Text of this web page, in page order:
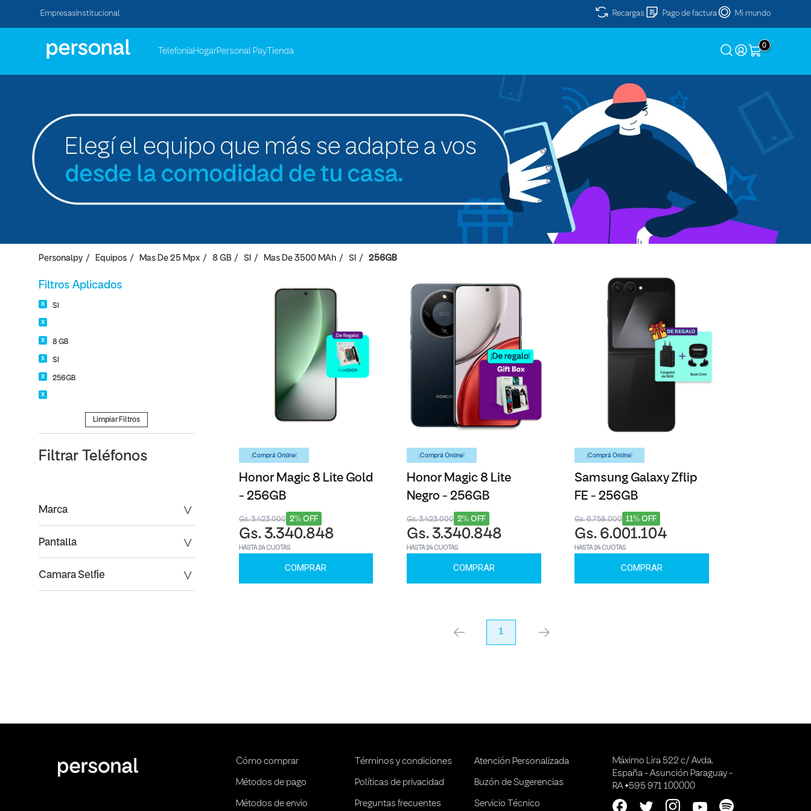
Empresas Institucional Recargas Pago de factura Mi mundo
TelefoníaHogarPersonal Pay Tienda
0
Personalpy Equipos Mas De 25 Mpx 8 GB SI Mas De 3500 MAh SI 256GB
Filtros Aplicados
SI
8 GB
SI
256GB
Limpiar Filtros
Filtrar Teléfonos
Marca
Pantalla
Camara Selfie
¡Comprá Online!
Honor Magic 8 Lite Gold
- 256GB
2% OFF
Gs. 3.423.000
Gs. 3.340.848
HASTA 24 CUOTAS
COMPRAR
¡Comprá Online!
Honor Magic 8 Lite
Negro - 256GB
2% OFF
Gs. 3.423.000
Gs. 3.340.848
HASTA 24 CUOTAS
COMPRAR
¡Comprá Online!
Samsung Galaxy Zflip
FE - 256GB
11% OFF
Gs. 6.758.000
Gs. 6.001.104
HASTA 24 CUOTAS
COMPRAR
anterior 1 próximo
Cómo comprar
Métodos de pago
Métodos de envio
Términos y condiciones
Políticas de privacidad
Preguntas frecuentes
Atención Personalizada
Buzón de Sugerencias
Servicio Técnico
Máximo Lira 522 c/ Avda.
España - Asunción Paraguay -
RA +595 971 100000